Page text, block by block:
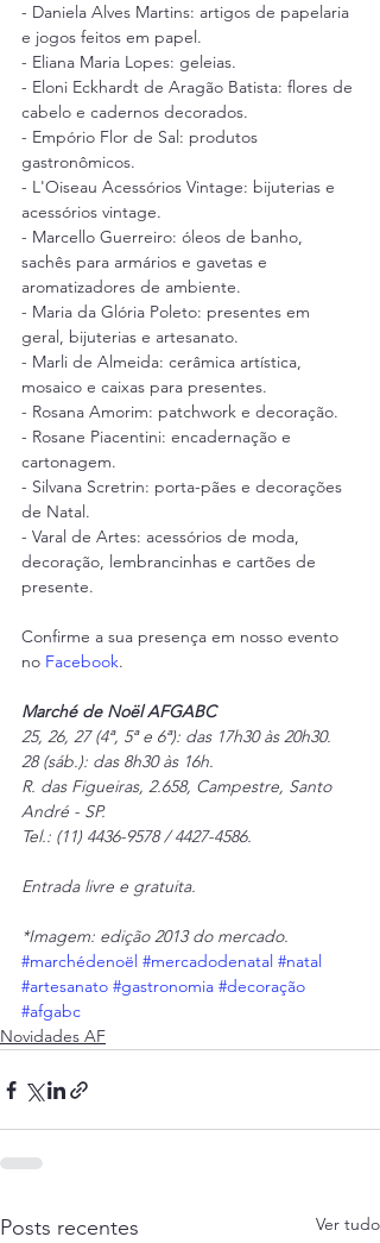
- Daniela Alves Martins: artigos de papelaria
e jogos feitos em papel.
- Eliana Maria Lopes: geleias.
- Eloni Eckhardt de Aragão Batista: flores de
cabelo e cadernos decorados.
- Empório Flor de Sal: produtos
gastronômicos.
- L'Oiseau Acessórios Vintage: bijuterias e
acessórios vintage.
- Marcello Guerreiro: óleos de banho,
sachês para armários e gavetas e
aromatizadores de ambiente.
- Maria da Glória Poleto: presentes em
geral, bijuterias e artesanato.
- Marli de Almeida: cerâmica artística,
mosaico e caixas para presentes.
- Rosana Amorim: patchwork e decoração.
- Rosane Piacentini: encadernação e
cartonagem.
- Silvana Scretrin: porta-pães e decorações
de Natal.
- Varal de Artes: acessórios de moda,
decoração, lembrancinhas e cartões de
presente.
Confirme a sua presença em nosso evento
no Facebook.
Marché de Noël AFGABC
25, 26, 27 (4ª, 5ª e 6ª): das 17h30 às 20h30.
28 (sáb.): das 8h30 às 16h.
R. das Figueiras, 2.658, Campestre, Santo
André - SP.
Tel.: (11) 4436-9578 / 4427-4586.
Entrada livre e gratuita.
*Imagem: edição 2013 do mercado.
#marchédenoël #mercadodenatal #natal
#artesanato #gastronomia #decoração
#afgabc
Novidades AF
Posts recentes Ver tudo